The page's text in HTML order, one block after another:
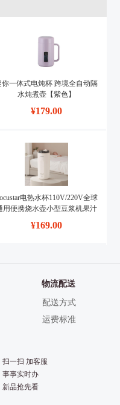
你一体式电炖杯 跨境全自动隔
水炖煮壶【紫色】
¥179.00
电热水杯110V/220V全球
用便携烧水壶小型豆浆机果汁
¥169.00
物流配送
配送方式
运费标准
扫一扫 加客服
事事实时办
新品抢先看